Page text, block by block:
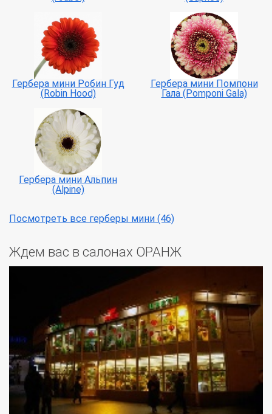
Гербера мини Робин Гуд
(Robin Hood)
Гербера мини Помпони
Гала (Pomponi Gala)
Гербера мини Альпин
(Alpine)
Посмотреть все герберы мини (46)
Ждем вас в салонах ОРАНЖ